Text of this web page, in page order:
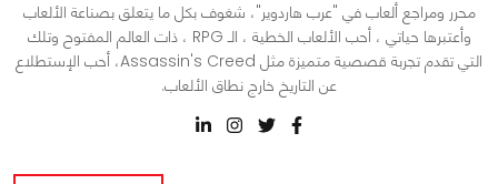
محرر ومراجع ألعاب في "عرب هاردوير"، شغوف بكل ما يتعلق بصناعة الألعاب
وأعتبرها حياتي ، أحب الألعاب الخطية ، الـ RPG ، ذات العالم المفتوح وتلك
التي تقدم تجربة قصصية متميزة مثل Assassin's Creed، أحب الإستطلاع
عن التاريخ خارج نطاق الألعاب.